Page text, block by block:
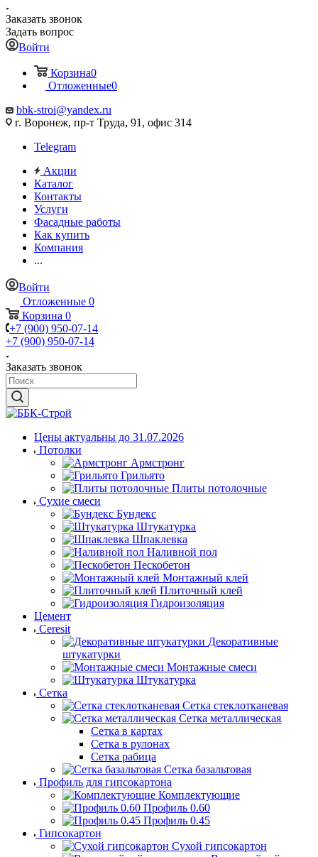
Заказать звонок
Задать вопрос
Войти
Корзина0
Отложенные0
bbk-stroi@yandex.ru
г. Воронеж, пр-т Труда, 91, офис 314
Telegram
Акции
Каталог
Контакты
Услуги
Фасадные работы
Как купить
Компания
...
Войти
Отложенные 0
Корзина 0
+7 (900) 950-07-14
+7 (900) 950-07-14
Заказать звонок
Цены актуальны до 31.07.2026
Потолки
Армстронг
Грильято
Плиты потолочные
Сухие смеси
Бундекс
Штукатурка
Шпаклевка
Наливной пол
Пескобетон
Монтажный клей
Плиточный клей
Гидроизоляция
Цемент
Ceresit
Декоративные
штукатурки
Монтажные смеси
Штукатурка
Сетка
Сетка стеклотканевая
Сетка металлическая
Сетка в картах
Сетка в рулонах
Сетка рабица
Сетка базальтовая
Профиль для гипсокартона
Комплектующие
Профиль 0.60
Профиль 0.45
Гипсокартон
Сухой гипсокартон